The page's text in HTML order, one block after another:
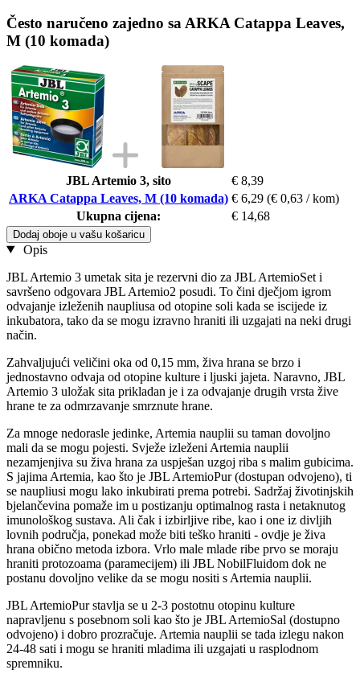
Često naručeno zajedno sa ARKA Catappa Leaves,
M (10 komada)
JBL Artemio 3, sito
€ 8,39
ARKA Catappa Leaves, M (10 komada) € 6,29 (€ 0,63 / kom)
Ukupna cijena:
€ 14,68
Dodaj oboje u vašu košaricu
Opis
JBL Artemio 3 umetak sita je rezervni dio za JBL ArtemioSet i
savršeno odgovara JBL Artemio2 posudi. To čini dječjom igrom
odvajanje izleženih naupliusa od otopine soli kada se iscijede iz
inkubatora, tako da se mogu izravno hraniti ili uzgajati na neki drugi
način.
Zahvaljujući veličini oka od 0,15 mm, živa hrana se brzo i
jednostavno odvaja od otopine kulture i ljuski jajeta. Naravno, JBL
Artemio 3 uložak sita prikladan je i za odvajanje drugih vrsta žive
hrane te za odmrzavanje smrznute hrane.
Za mnoge nedorasle jedinke, Artemia nauplii su taman dovoljno
mali da se mogu pojesti. Svježe izleženi Artemia nauplii
nezamjenjiva su živa hrana za uspješan uzgoj riba s malim gubicima.
S jajima Artemia, kao što je JBL ArtemioPur (dostupan odvojeno), ti
se naupliusi mogu lako inkubirati prema potrebi. Sadržaj životinjskih
bjelančevina pomaže im u postizanju optimalnog rasta i netaknutog
imunološkog sustava. Ali čak i izbirljive ribe, kao i one iz divljih
lovnih područja, ponekad može biti teško hraniti - ovdje je živa
hrana obično metoda izbora. Vrlo male mlade ribe prvo se moraju
hraniti protozoama (paramecijem) ili JBL NobilFluidom dok ne
postanu dovoljno velike da se mogu nositi s Artemia nauplii.
JBL ArtemioPur stavlja se u 2-3 postotnu otopinu kulture
napravljenu s posebnom soli kao što je JBL ArtemioSal (dostupno
odvojeno) i dobro prozračuje. Artemia nauplii se tada izlegu nakon
24-48 sati i mogu se hraniti mladima ili uzgajati u rasplodnom
spremniku.